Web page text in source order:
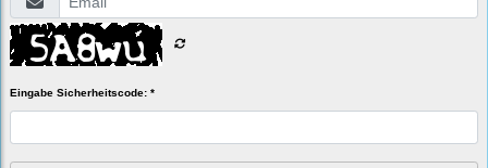
Eingabe Sicherheitscode: *